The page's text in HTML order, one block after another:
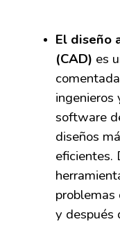
El diseño
(CAD) es
ingenieros
software
diseños
eficientes.
y después